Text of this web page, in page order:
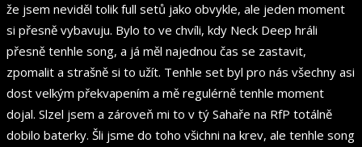
že jsem neviděl tolik full setů jako obvykle, ale jeden moment
si přesně vybavuju. Bylo to ve chvíli, kdy Neck Deep hráli
přesně tenhle song, a já měl najednou čas se zastavit,
zpomalit a strašně si to užít. Tenhle set byl pro nás všechny asi
dost velkým překvapením a mě regulérně tenhle moment
dojal. Slzel jsem a zároveň mi to v tý Sahaře na RfP totálně
dobilo baterky. Šli jsme do toho všichni na krev, ale tenhle song